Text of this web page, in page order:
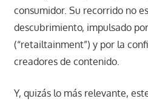
consumidor. Su recorrido no
descubrimiento, impulsado
(“retailtainment”) y por la
creadores de contenido.
Y, quizás lo más relevante,